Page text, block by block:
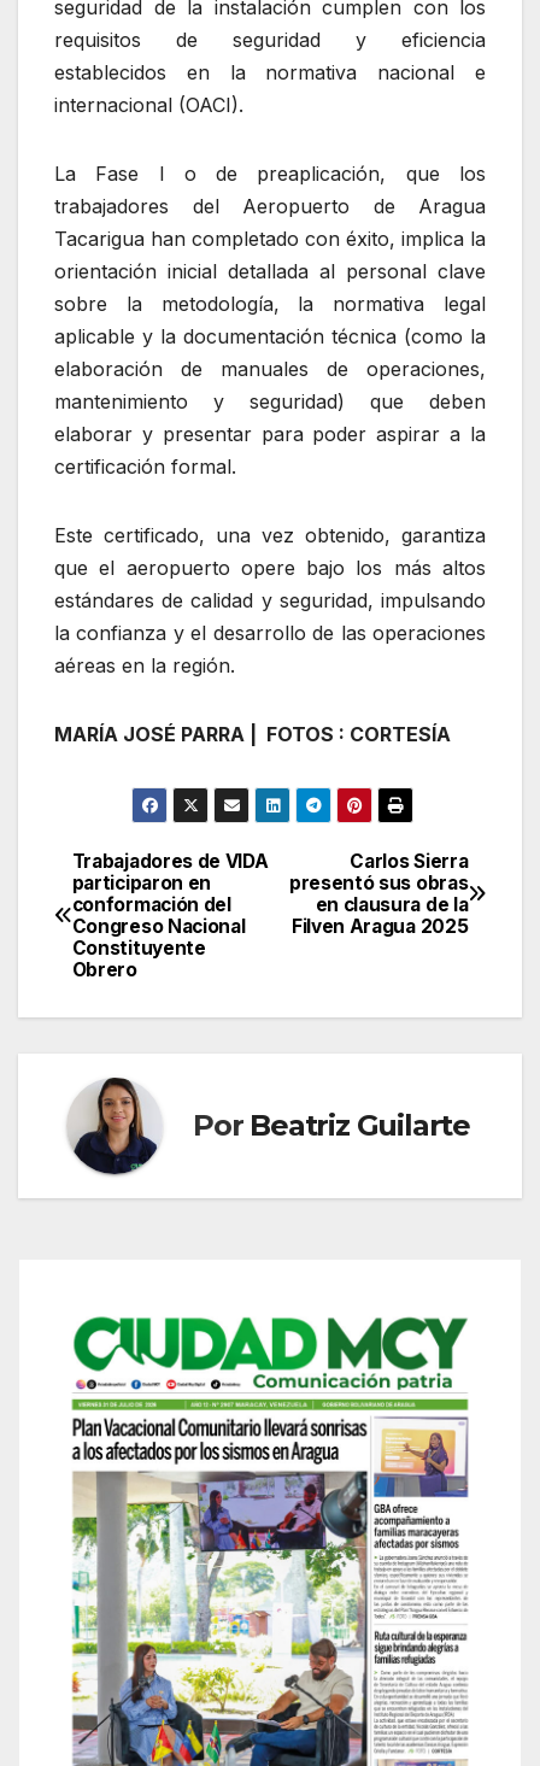
seguridad de la instalación cumplen con los
requisitos de seguridad y eficiencia
establecidos en la normativa nacional e
internacional (OACI).
La Fase I o de preaplicación, que los
trabajadores del Aeropuerto de Aragua
Tacarigua han completado con éxito, implica la
orientación inicial detallada al personal clave
sobre la metodología, la normativa legal
aplicable y la documentación técnica (como la
elaboración de manuales de operaciones,
mantenimiento y seguridad) que deben
elaborar y presentar para poder aspirar a la
certificación formal.
Este certificado, una vez obtenido, garantiza
que el aeropuerto opere bajo los más altos
estándares de calidad y seguridad, impulsando
la confianza y el desarrollo de las operaciones
aéreas en la región.
MARÍA JOSÉ PARRA | FOTOS : CORTESÍA
Navegación
de
entradas
Carlos Sierra
presentó sus obras
en clausura de la
Filven Aragua 2025
Trabajadores de VIDA
participaron en
conformación del
Congreso Nacional
Constituyente
Obrero
Por Beatriz Guilarte